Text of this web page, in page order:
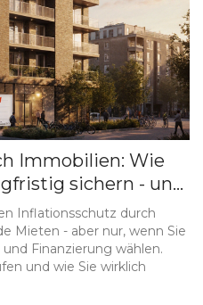
Immobilien: Wie
sichern - und
Inflationsschutz durch
Mieten - aber nur, wenn Sie
Finanzierung wählen.
und wie Sie wirklich